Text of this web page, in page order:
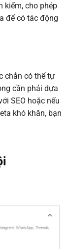
kiếm, cho phép
để có tác động
chắn có thể tự
cần phải dựa
SEO hoặc nếu
khó khăn, bạn